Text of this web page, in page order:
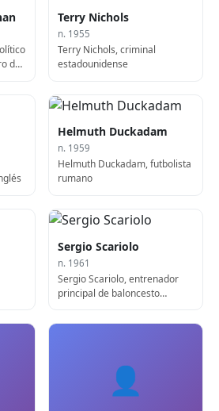
de
Terry Nichols
n. 1955
Terry Nichols, criminal
estadounidense
Helmuth Duckadam
n. 1959
Helmuth Duckadam, futbolista
rumano
Sergio Scariolo
n. 1961
Sergio Scariolo, entrenador
principal de baloncesto
👤